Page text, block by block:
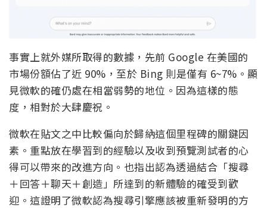
事實上就外媒所取得的數據，先前 Google 在美國的
市場份額佔了近 90%，至於 Bing 則是僅有 6~7%。顯
見微軟的確仍處在相當弱勢的地位。因為這樣的態
度，相對於大肆慶祝。
微軟在貼文之中比較偏向於歸納這個里程碑的關鍵因
素。重點放在學習到的經驗以及收到預覽測試者的心
得可以帶來的改進方向。也指出認為透過結合「搜尋
＋回答＋聊天＋創造」所達到的新體驗的確受到歡
迎。這證明了微軟認為搜尋引擎應該被重新發明的方